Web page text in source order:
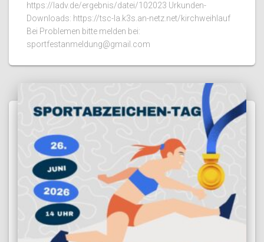
https://ladv.de/ergebnis/datei/102023 Urkunden-
Downloads: https://tsc-la.k3s.an-netz.net/kirchweihlauf
Bei Problemen bitte melden bei:
sportfestanmeldung@gmail.com